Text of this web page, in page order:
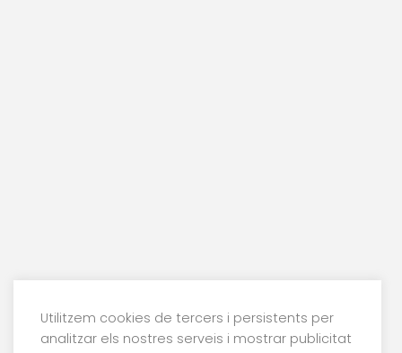
Utilitzem cookies de tercers i persistents per
analitzar els nostres serveis i mostrar publicitat